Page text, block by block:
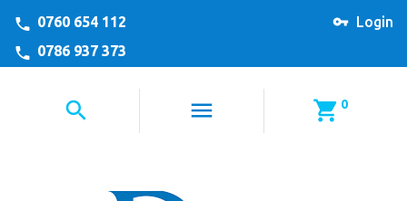
Login
0760 654 112
0786 937 373
0